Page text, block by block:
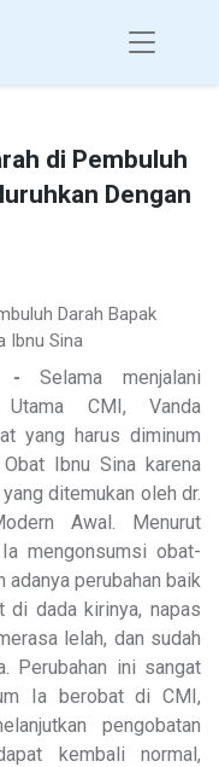
di Pembuluh
Dengan
- Selama menjalani
CMI, Vanda
yang harus diminum
Ibnu Sina karena
ditemukan oleh dr.
Awal. Menurut
mengonsumsi obat-
adanya perubahan baik
dada kirinya, napas
lelah, dan sudah
Perubahan ini sangat
Ia berobat di CMI,
pengobatan
kembali normal,